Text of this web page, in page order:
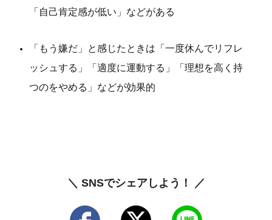
「自己肯定感が低い」などがある
「もう嫌だ」と感じたときは「一度休んでリフレ
ッシュする」「適度に運動する」「理想を高く持
つのをやめる」などが効果的
＼ SNSでシェアしよう！ ／